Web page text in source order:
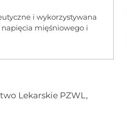
i wykorzystywana
mięśniowego i
Lekarskie PZWL,